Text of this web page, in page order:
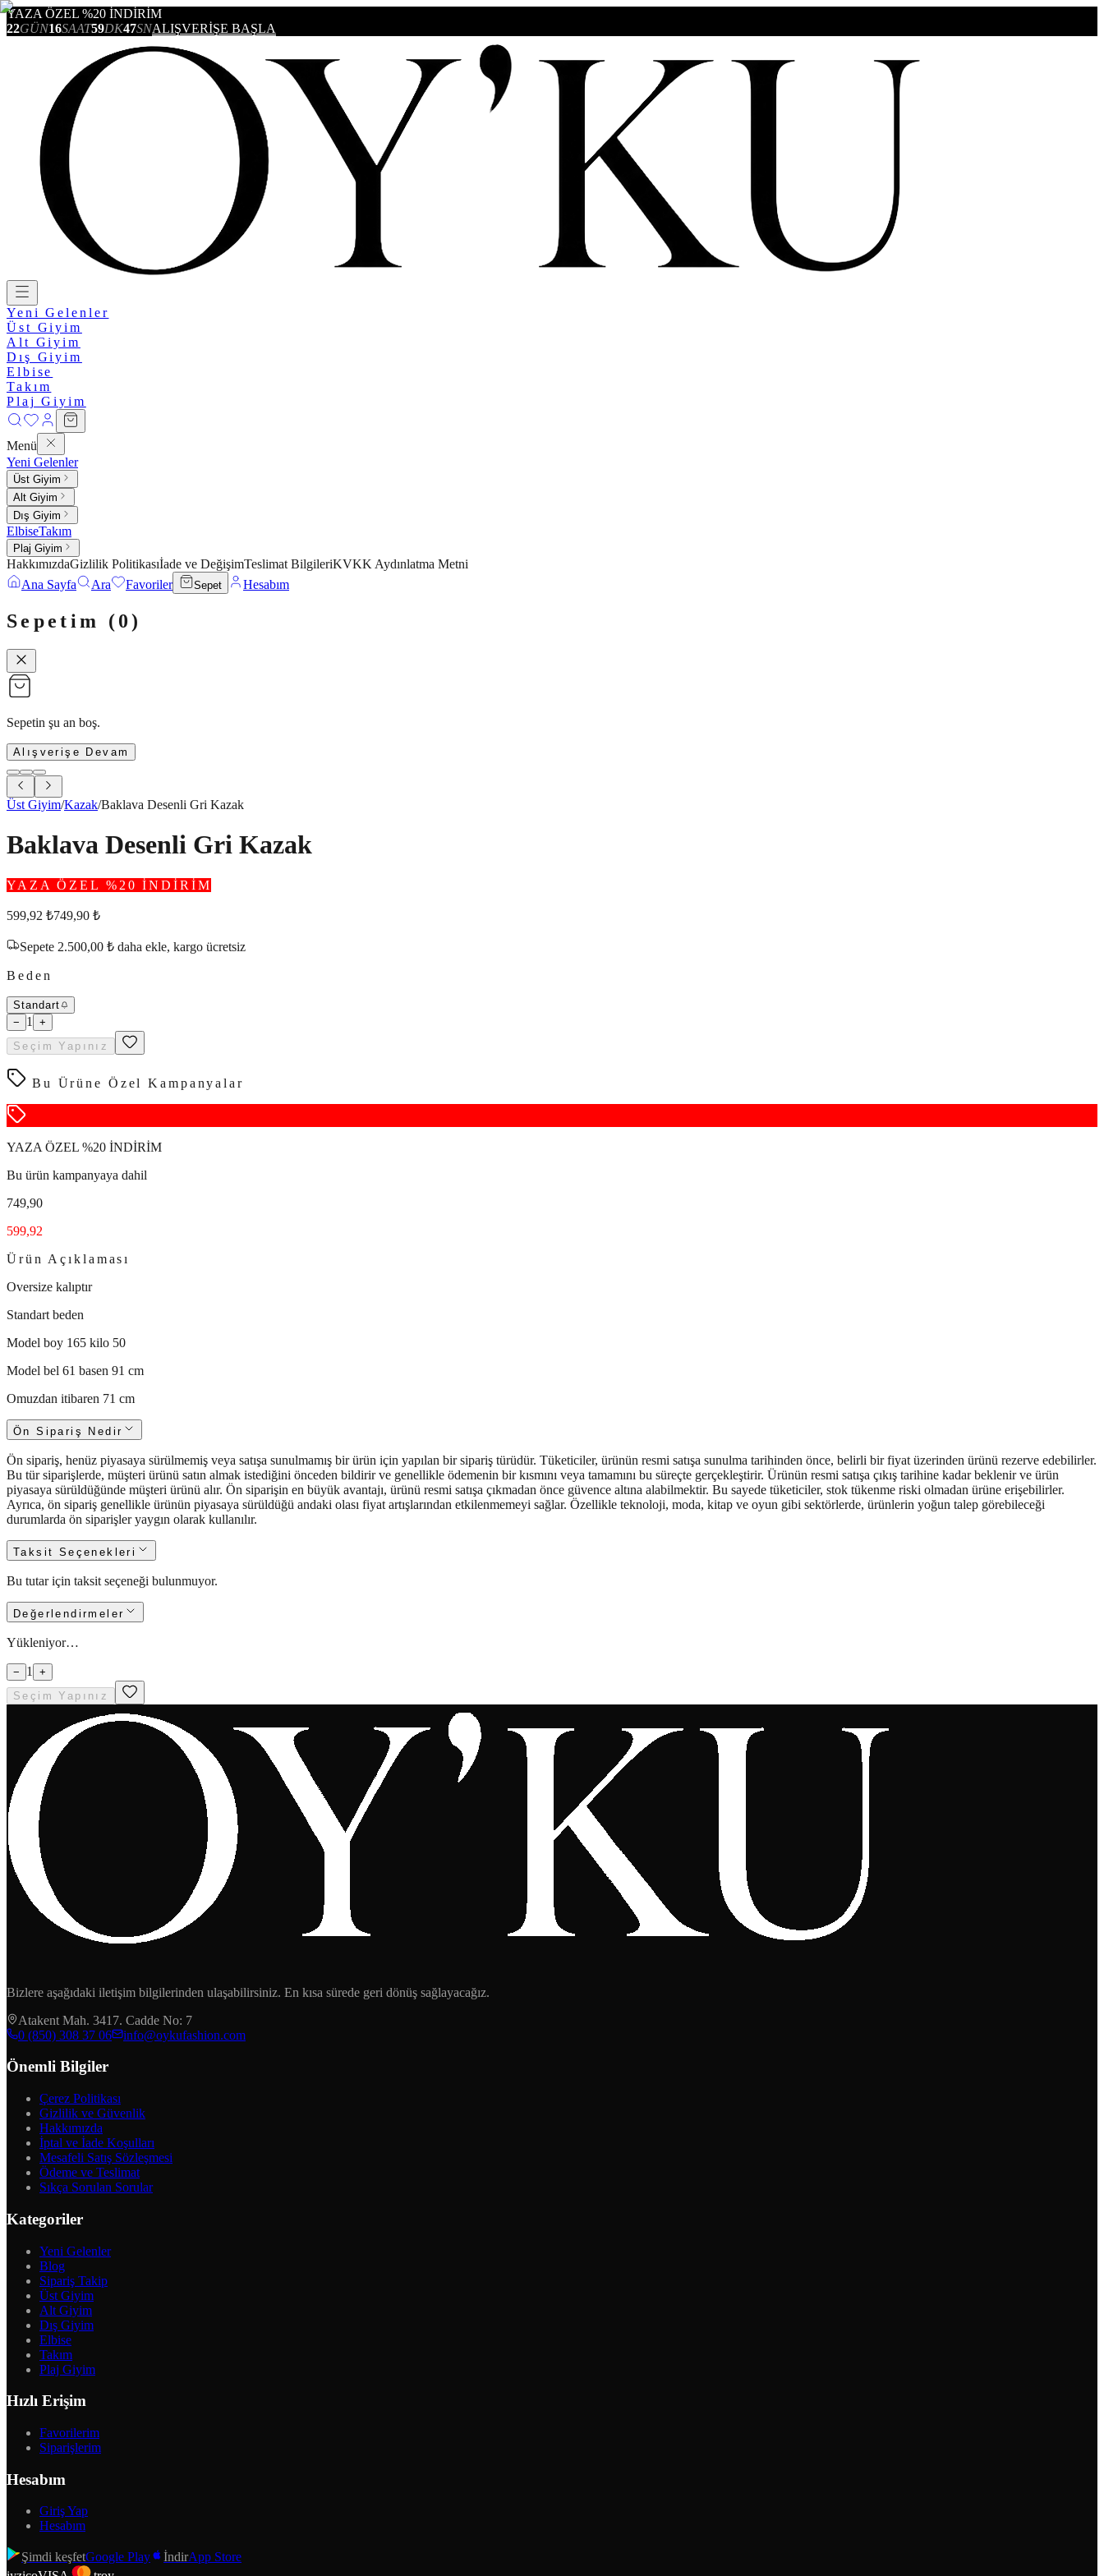
YAZA ÖZEL %20 İNDİRİM
22GÜN16SAAT59DK47SNALIŞVERİŞE BAŞLA
Yeni Gelenler
Üst Giyim
Alt Giyim
Dış Giyim
Elbise
Takım
Plaj Giyim
Menü
Yeni Gelenler
Üst Giyim
Alt Giyim
Dış Giyim
ElbiseTakım
Plaj Giyim
HakkımızdaGizlilik Politikasıİade ve DeğişimTeslimat BilgileriKVKK Aydınlatma Metni
Ana Sayfa
Ara Favoriler Sepet Hesabım
Sepetim (0)
Sepetin şu an boş.
Alışverişe Devam
Üst Giyim/Kazak/Baklava Desenli Gri Kazak
Baklava Desenli Gri Kazak
YAZA ÖZEL %20 İNDİRİM
599,92 ₺749,90 ₺
Sepete 2.500,00 ₺ daha ekle, kargo ücretsiz
Beden
Standart
−
1
+
Seçim Yapınız
Bu Ürüne Özel Kampanyalar
YAZA ÖZEL %20 İNDİRİM
Bu ürün kampanyaya dahil
749,90
599,92
Ürün Açıklaması
Oversize kalıptır
Standart beden
Model boy 165 kilo 50
Model bel 61 basen 91 cm
Omuzdan itibaren 71 cm
Ön Sipariş Nedir
Ön sipariş, henüz piyasaya sürülmemiş veya satışa sunulmamış bir ürün için yapılan bir sipariş türüdür. Tüketiciler, ürünün resmi satışa sunulma tarihinden önce, belirli bir fiyat üzerinden ürünü rezerve edebilirler.
Bu tür siparişlerde, müşteri ürünü satın almak istediğini önceden bildirir ve genellikle ödemenin bir kısmını veya tamamını bu süreçte gerçekleştirir. Ürünün resmi satışa çıkış tarihine kadar beklenir ve ürün
piyasaya sürüldüğünde müşteri ürünü alır. Ön siparişin en büyük avantajı, ürünü resmi satışa çıkmadan önce güvence altına alabilmektir. Bu sayede tüketiciler, stok tükenme riski olmadan ürüne erişebilirler.
Ayrıca, ön sipariş genellikle ürünün piyasaya sürüldüğü andaki olası fiyat artışlarından etkilenmemeyi sağlar. Özellikle teknoloji, moda, kitap ve oyun gibi sektörlerde, ürünlerin yoğun talep görebileceği
durumlarda ön siparişler yaygın olarak kullanılır.
Taksit Seçenekleri
Bu tutar için taksit seçeneği bulunmuyor.
Değerlendirmeler
Yükleniyor…
− 1
+
Seçim Yapınız
Bizlere aşağıdaki iletişim bilgilerinden ulaşabilirsiniz. En kısa sürede geri dönüş sağlayacağız.
Atakent Mah. 3417. Cadde No: 7
‪0 (850) 308 37 06‬
info@oykufashion.com
Önemli Bilgiler
Çerez Politikası
Gizlilik ve Güvenlik
Hakkımızda
İptal ve İade Koşulları
Mesafeli Satış Sözleşmesi
Ödeme ve Teslimat
Sıkça Sorulan Sorular
Kategoriler
Yeni Gelenler
Blog
Sipariş Takip
Üst Giyim
Alt Giyim
Dış Giyim
Elbise
Takım
Plaj Giyim
Hızlı Erişim
Favorilerim
Siparişlerim
Hesabım
Giriş Yap
Hesabım
Şimdi keşfetGoogle Play İndirApp Store